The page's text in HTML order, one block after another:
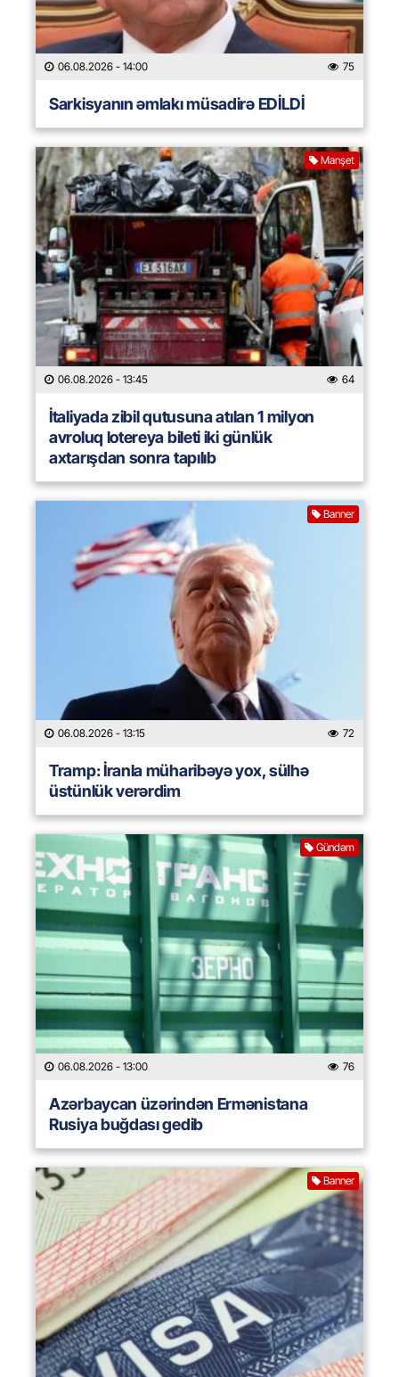
06.08.2026 - 14:00 75
Sarkisyanın əmlakı müsadirə EDİLDİ
Manşet
06.08.2026 - 13:45 64
İtaliyada zibil qutusuna atılan 1 milyon
avroluq lotereya bileti iki günlük
axtarışdan sonra tapılıb
Banner
06.08.2026 - 13:15 72
Tramp: İranla müharibəyə yox, sülhə
üstünlük verərdim
Gündəm
06.08.2026 - 13:00 76
Azərbaycan üzərindən Ermənistana
Rusiya buğdası gedib
Banner